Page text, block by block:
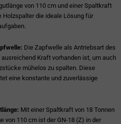
von 110 cm und einer Spaltkraft
Holzspalter die ideale Lösung für
Die Zapfwelle als Antriebsart des
Kraft vorhanden ist, um auch
mühelos zu spalten. Diese
eine konstante und zuverlässige
Mit einer Spaltkraft von 18 Tonnen
von 110 cm ist der GN-18 (Z) in der